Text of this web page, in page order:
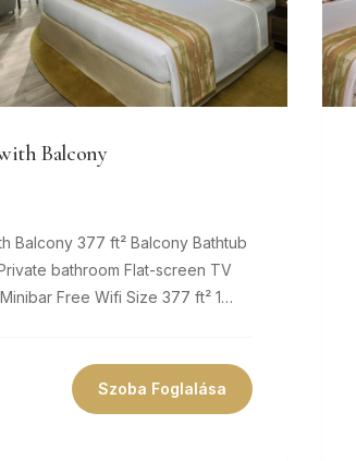
Balcony
Balcony 377 ft² Balcony Bathtub
bathroom Flat-screen TV
Free Wifi Size 377 ft² 1
Szoba Foglalása